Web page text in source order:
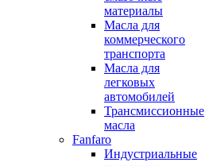
материалы
Масла для
коммерческого
транспорта
Масла для
легковых
автомобилей
Трансмиссионные
масла
Fanfaro
Индустриальные